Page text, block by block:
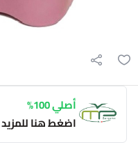
أصلي 100%
اضغط هنا